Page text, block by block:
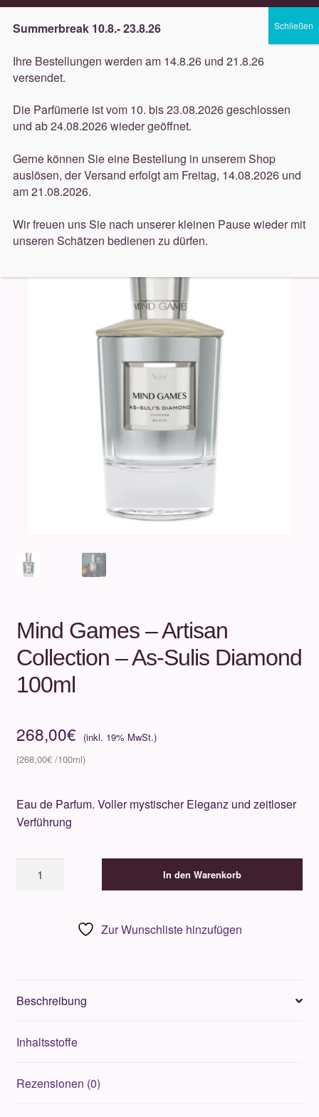
Lieferung innerhalb 3 Werktagen
Navigation
springen
Inhalt
springen
Düfte
öffnen
öffnen
Dekorative
Accessoires
öffnen
Start Düfte Mind Games
Mind Games – Artisan
Mind Games – Artisan
Collection – As-Sulis Diamond
100ml
268,00€
268,00€
Eau de Parfum. Voller mystischer Eleganz und zeitloser
Verführung
Games
Diamond
Menge
In den Warenkorb
Zur Wunschliste hinzufügen
Beschreibung
Inhaltsstoffe
Rezensionen (0)
Summerbreak 10.8.- 23.8.26
Ihre Bestellungen werden am 14.8.26 und 21.8.26
versendet.
Die Parfümerie ist vom 10. bis 23.08.2026 geschlossen
und ab 24.08.2026 wieder geöffnet.
Gerne können Sie eine Bestellung in unserem Shop
auslösen, der Versand erfolgt am Freitag, 14.08.2026 und
am 21.08.2026.
Wir freuen uns Sie nach unserer kleinen Pause wieder mit
unseren Schätzen bedienen zu dürfen.